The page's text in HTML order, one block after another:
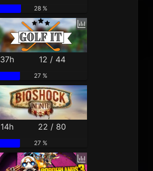
28 %
37h 12 / 44
27 %
14h 22 / 80
27 %